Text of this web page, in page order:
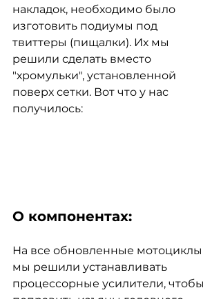
накладок, необходимо было
изготовить подиумы под
твиттеры (пищалки). Их мы
решили сделать вместо
"хромульки", установленной
поверх сетки. Вот что у нас
получилось:
О компонентах:
На все обновленные мотоциклы
мы решили устанавливать
процессорные усилители, чтобы